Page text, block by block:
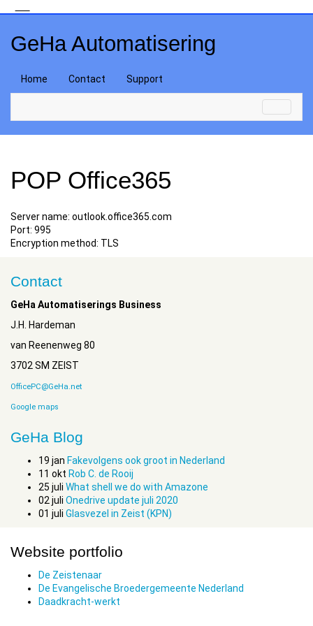
GeHa Automatisering
Home Contact Support
POP Office365
Server name: outlook.office365.com
Port: 995
Encryption method: TLS
Contact
GeHa Automatiserings Business
J.H. Hardeman
van Reenenweg 80
3702 SM ZEIST
OfficePC@GeHa.net
Google maps
GeHa Blog
19 jan Fakevolgens ook groot in Nederland
11 okt Rob C. de Rooij
25 juli What shell we do with Amazone
02 juli Onedrive update juli 2020
01 juli Glasvezel in Zeist (KPN)
Website portfolio
De Zeistenaar
De Evangelische Broedergemeente Nederland
Daadkracht-werkt